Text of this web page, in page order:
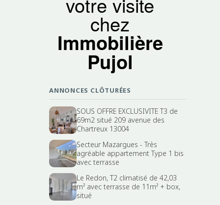
chez
Immobilière
Pujol
ANNONCES CLÔTURÉES
SOUS OFFRE EXCLUSIVITE T3 de
69m2 situé 209 avenue des
Chartreux 13004
Secteur Mazargues - Très
agréable appartement Type 1 bis
avec terrasse
Le Redon, T2 climatisé de 42,03
m² avec terrasse de 11m² + box,
situé